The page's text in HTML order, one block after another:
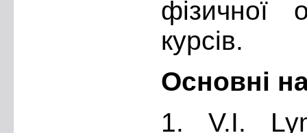
фізичної
курсів.
Основні
1. V.I.